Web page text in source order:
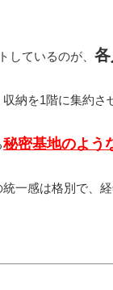
しているのが、
納を1階に集約さ
秘密基地のよう
一感は格別で、